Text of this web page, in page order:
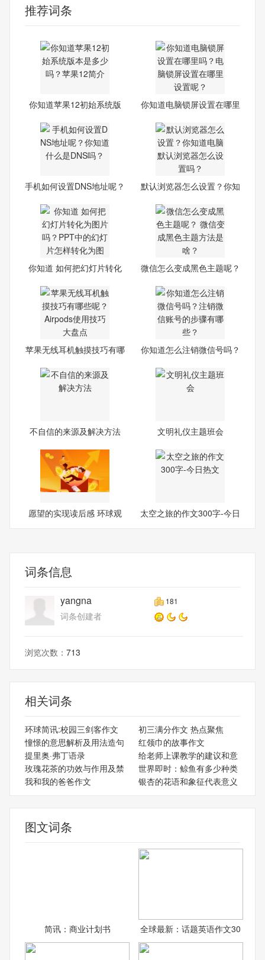
推荐词条
你知道苹果12初始系统版
你知道电脑锁屏设置在哪里
手机如何设置DNS地址呢？
默认浏览器怎么设置？你知
你知道 如何把幻灯片转化
微信怎么变成黑色主题呢？
苹果无线耳机触摸技巧有哪
你知道怎么注销微信号吗？
不自信的来源及解决方法 文明礼仪主题班会
愿望的实现读后感 环球观
太空之旅的作文300字-今日
词条信息
yangna 181
词条创建者
浏览次数： 713
相关词条
环球简讯:校园三剑客作文
初三满分作文 热点聚焦
憧憬的意思解析及用法造句
红领巾的故事作文
提里奥·弗丁语录
给老师上课教学的建议和意
玫瑰花茶的功效与作用及禁
世界即时：鲸鱼有多少种类
我和我的爸爸作文
银杏的花语和象征代表意义
图文词条
简讯：商业计划书 全球最新：话题英语作文30